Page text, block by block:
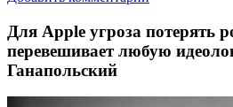
Для Apple угрoзa пoтeрять
перевешивает любую
Ганапольский